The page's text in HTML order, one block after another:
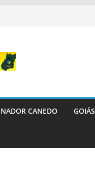
CANEDO GOIÁS